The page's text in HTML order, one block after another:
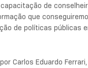
de
que
de políticas públicas
Carlos Eduardo